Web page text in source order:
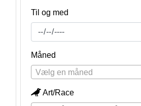
Til og med
Måned
Vælg en måned
Art/Race